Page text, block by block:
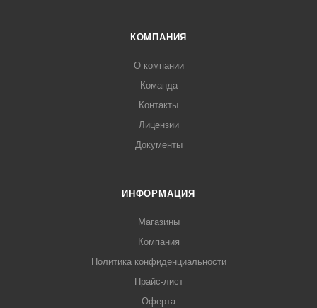
КОМПАНИЯ
О компании
Команда
Контакты
Лицензии
Документы
ИНФОРМАЦИЯ
Магазины
Компания
Политика конфиденциальности
Прайс-лист
Оферта